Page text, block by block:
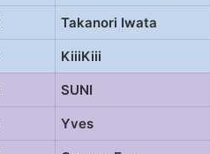
Takanori Iwata
KiiiKiii
SUNI
Yves